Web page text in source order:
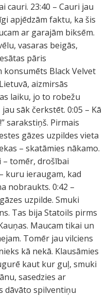
cauri. 23:40 – Cauri jau
apjēdzām faktu, ka šis
ar garajām biksēm.
vasaras beigās,
pāris
Black Velvet
aizmirsās
laiku, jo to robežu
sāk čerkstēt. 0:05 – Kā
sarakstiņš. Pirmais
gāzes uzpildes vieta
– skatāmies nākamo.
– tomēr, drošībai
kuru ieraugam, kad
nobraukts. 0:42 –
uzpilde. Smuki
Tas bija Statoils pirms
Maucam tikai un
Tomēr jau vilciens
kā nekā. Klausāmies
kaut kur guļ, smuki
sasedzies ar
dāvāto spilventiņu